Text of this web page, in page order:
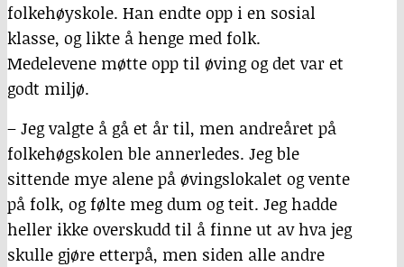
folkehøyskole. Han endte opp i en sosial
klasse, og likte å henge med folk.
Medelevene møtte opp til øving og det var et
godt miljø.
– Jeg valgte å gå et år til, men andreåret på
folkehøgskolen ble annerledes. Jeg ble
sittende mye alene på øvingslokalet og vente
på folk, og følte meg dum og teit. Jeg hadde
heller ikke overskudd til å finne ut av hva jeg
skulle gjøre etterpå, men siden alle andre